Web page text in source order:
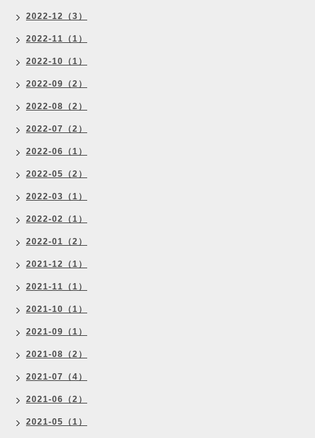
2022-12（3）
2022-11（1）
2022-10（1）
2022-09（2）
2022-08（2）
2022-07（2）
2022-06（1）
2022-05（2）
2022-03（1）
2022-02（1）
2022-01（2）
2021-12（1）
2021-11（1）
2021-10（1）
2021-09（1）
2021-08（2）
2021-07（4）
2021-06（2）
2021-05（1）